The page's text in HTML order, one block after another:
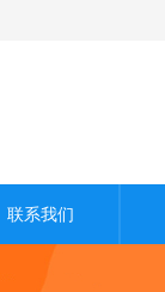
联系我们